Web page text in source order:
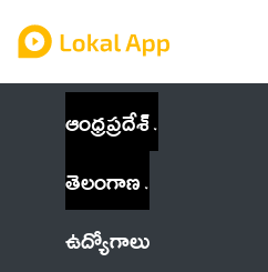
ఆంధ్రప్రదేశ్
తెలంగాణ
ఉద్యోగాలు